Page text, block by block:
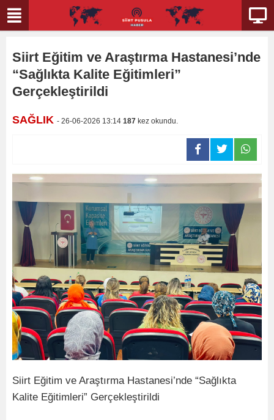
Siirt Eğitim ve Araştırma Hastanesi’nde
“Sağlıkta Kalite Eğitimleri”
Gerçekleştirildi
SAĞLIK - 26-06-2026 13:14 187 kez okundu.
Siirt Eğitim ve Araştırma Hastanesi’nde “Sağlıkta
Kalite Eğitimleri” Gerçekleştirildi